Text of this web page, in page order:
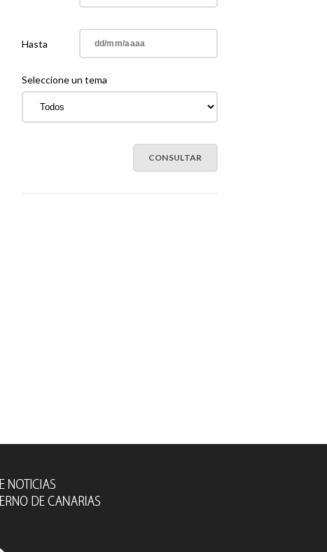
Hasta
Seleccione un tema